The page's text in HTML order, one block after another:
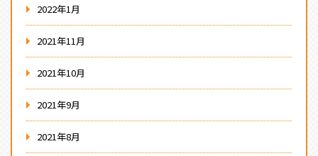
2022年1月
2021年11月
2021年10月
2021年9月
2021年8月